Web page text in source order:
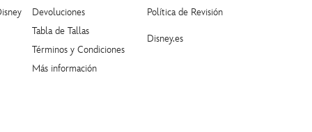
Devoluciones
Tabla de Tallas
Términos y Condiciones
Más información
Política de Revisión
Disney.es